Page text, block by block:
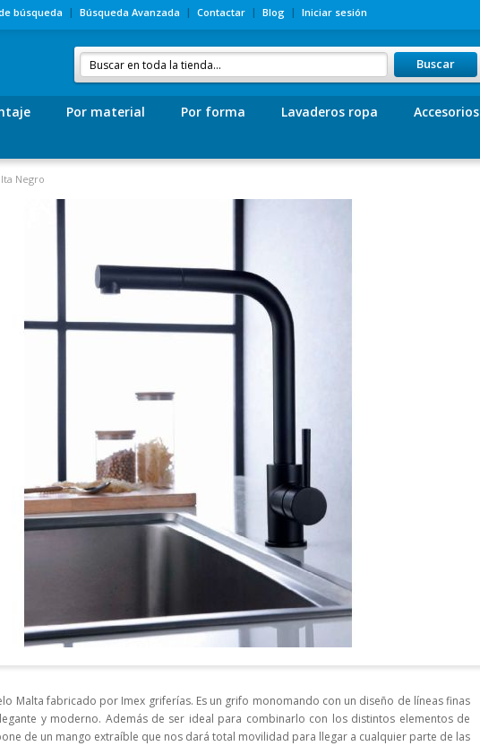
búsqueda Búsqueda Avanzada Contactar Blog Iniciar sesión
Buscar
Por material Por forma Lavaderos ropa Accesorios
Negro
Malta fabricado por Imex griferías. Es un grifo monomando con un diseño de líneas finas
y moderno. Además de ser ideal para combinarlo con los distintos elementos de
de un mango extraíble que nos dará total movilidad para llegar a cualquier parte de las